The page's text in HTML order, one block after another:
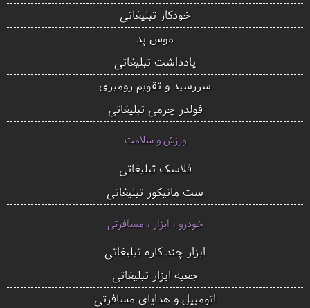
خودکار تبلیغاتی
موس پد
یادداشت تبلیغاتی
سررسید و تقویم رومیزی
فولدر چرمی تبلیغاتی
ورزش و سلامت
فلاسک تبلیغاتی
ست مانیکور تبلیغاتی
خودرو ، ابزار ، مسافرتی
ابزار چند کاره تبلیغاتی
جعبه ابزار تبلیغاتی
اتومبیل و هدایای مسافرتی